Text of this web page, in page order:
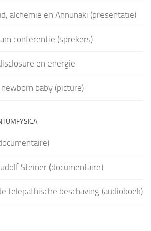
alchemie en Annunaki (presentatie)
conferentie (sprekers)
en energie
baby (picture)
Steiner (documentaire)
telepathische beschaving (audioboek)